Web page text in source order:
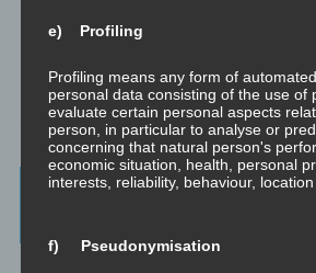
Beratung, Mentoring,
e) Profiling
Profiling means any form of
personal data consisting of the use of
evaluate certain personal aspects
person, in particular to analyse or
concerning that natural person's
economic situation, health, personal
interests, reliability, behaviour,
f) Pseudonymisation